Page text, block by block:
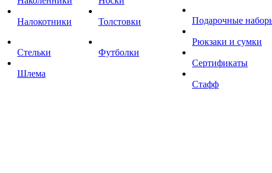
Налокотники
Стельки
Шлема
Толстовки
Футболки
Подарочные
Рюкзаки и сумки
Сертификаты
Стафф